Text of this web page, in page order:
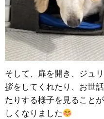
そして、扉を開き、ジュ
拶をしてくれたり、お世
たりする様子を見ること
しくなりました